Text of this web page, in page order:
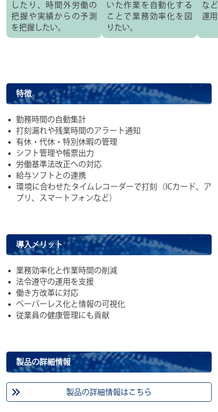
したり、時間外労働の
把握や実績からの予測
を把握したい。
いた作業を自動化する
ことで業務効率化を図
りたい。
な
運
特徴
勤務時間の自動集計
打刻漏れや残業時間のアラート通知
有休・代休・特別休暇の管理
シフト管理や帳票出力
労働基準法改正への対応
給与ソフトとの連携
環境に合わせたタイムレコーダーで打刻（ICカード、ア
プリ、スマートフォンなど）
導入メリット
業務効率化と作業時間の削減
法令遵守の運用を支援
働き方改革に対応
ペーパーレス化と情報の可視化
従業員の健康管理にも貢献
製品の詳細情報
製品の詳細情報はこちら